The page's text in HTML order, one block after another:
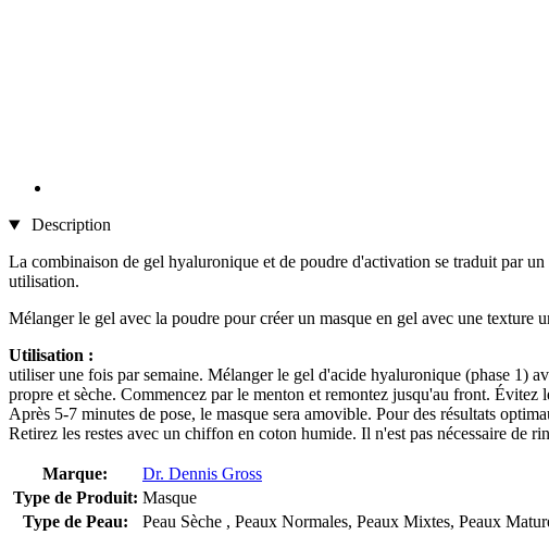
Description
La combinaison de gel hyaluronique et de poudre d'activation se traduit par
utilisation.
Mélanger le gel avec la poudre pour créer un masque en gel avec une texture
Utilisation :
utiliser une fois par semaine. Mélanger le gel d'acide hyaluronique (phase 1)
propre et sèche. Commencez par le menton et remontez jusqu'au front.
Après 5-7 minutes de pose, le masque sera amovible. Pour des résultats
Retirez les restes avec un chiffon en coton humide. Il n'est pas nécessaire de
Marque:
Dr. Dennis Gross
Type de Produit: Masque
Type de Peau:
Peau Sèche , Peaux Normales, Peaux Mixtes, Peaux